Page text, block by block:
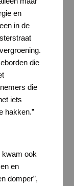
en
in de
die
die
iets
hakken.”
kwam ook
en
domper”,